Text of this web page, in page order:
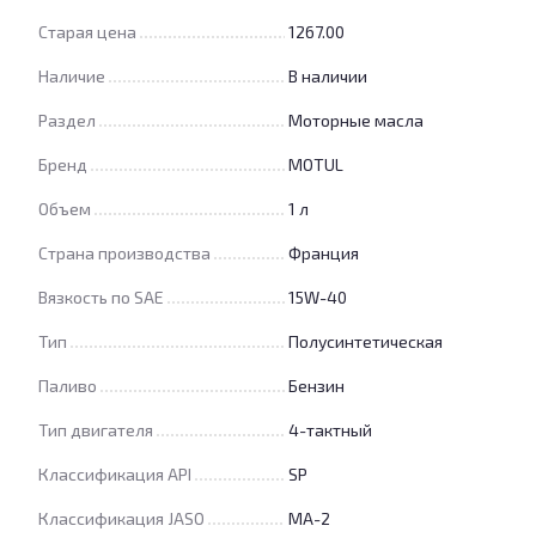
Старая цена 1267.00
Наличие В наличии
Раздел Моторные масла
Бренд MOTUL
Объем 1 л
Страна производства Франция
Вязкость по SAE 15W-40
Тип Полусинтетическая
Паливо Бензин
Тип двигателя 4-тактный
Классификация API SP
Классификация JASO MA-2